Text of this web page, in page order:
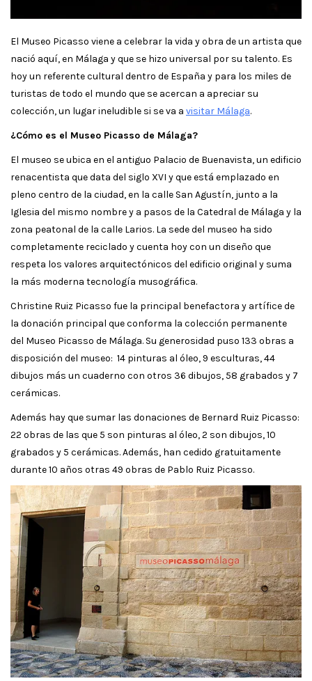
El Museo Picasso viene a celebrar la vida y obra de un artista que
nació aquí, en Málaga y que se hizo universal por su talento. Es
hoy un referente cultural dentro de España y para los miles de
turistas de todo el mundo que se acercan a apreciar su
colección, un lugar ineludible si se va a visitar Málaga.
¿Cómo es el Museo Picasso de Málaga?
El museo se ubica en el antiguo Palacio de Buenavista, un edificio
renacentista que data del siglo XVI y que está emplazado en
pleno centro de la ciudad, en la calle San Agustín, junto a la
Iglesia del mismo nombre y a pasos de la Catedral de Málaga y la
zona peatonal de la calle Larios. La sede del museo ha sido
completamente reciclado y cuenta hoy con un diseño que
respeta los valores arquitectónicos del edificio original y suma
la más moderna tecnología musográfica.
Christine Ruiz Picasso fue la principal benefactora y artífice de
la donación principal que conforma la colección permanente
del Museo Picasso de Málaga. Su generosidad puso 133 obras a
disposición del museo: 14 pinturas al óleo, 9 esculturas, 44
dibujos más un cuaderno con otros 36 dibujos, 58 grabados y 7
cerámicas.
Además hay que sumar las donaciones de Bernard Ruiz Picasso:
22 obras de las que 5 son pinturas al óleo, 2 son dibujos, 10
grabados y 5 cerámicas. Además, han cedido gratuitamente
durante 10 años otras 49 obras de Pablo Ruiz Picasso.